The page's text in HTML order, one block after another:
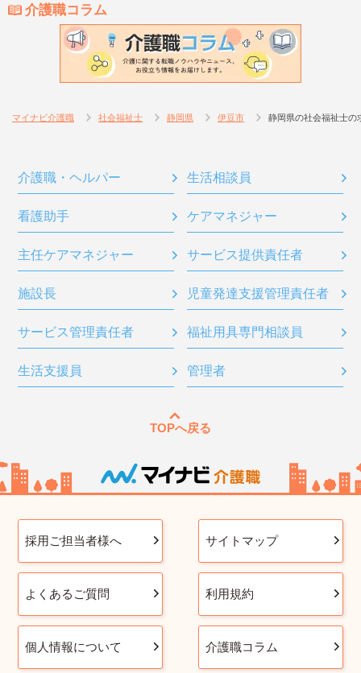
介護職コラム
マイナビ介護職 社会福祉士 静岡県 伊豆市 静岡県の社会福祉士の
介護職・ヘルパー 生活相談員
看護助手 ケアマネジャー
主任ケアマネジャー サービス提供責任者
施設長 児童発達支援管理責任者
サービス管理責任者 福祉用具専門相談員
生活支援員 管理者
TOPへ戻る
採用ご担当者様へ サイトマップ
よくあるご質問 利用規約
個人情報について 介護職コラム